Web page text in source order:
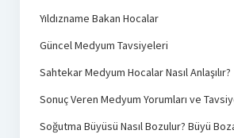
Yıldızname Bakan Hocalar
Güncel Medyum Tavsiyeleri
Sahtekar Medyum Hocalar Nasıl Anlaşılır?
Sonuç Veren Medyum Yorumları ve
Soğutma Büyüsü Nasıl Bozulur? Büyü